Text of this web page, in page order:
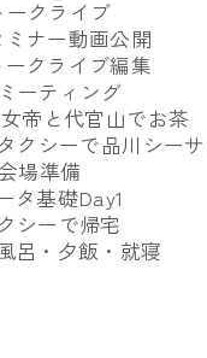
ークライブ
ミナー動画公開
ークライブ編集
ーティング
女帝と代官山でお茶
クシーで品川シー
場準備
タ基礎Day1
シーで帰宅
呂・夕飯・就寝